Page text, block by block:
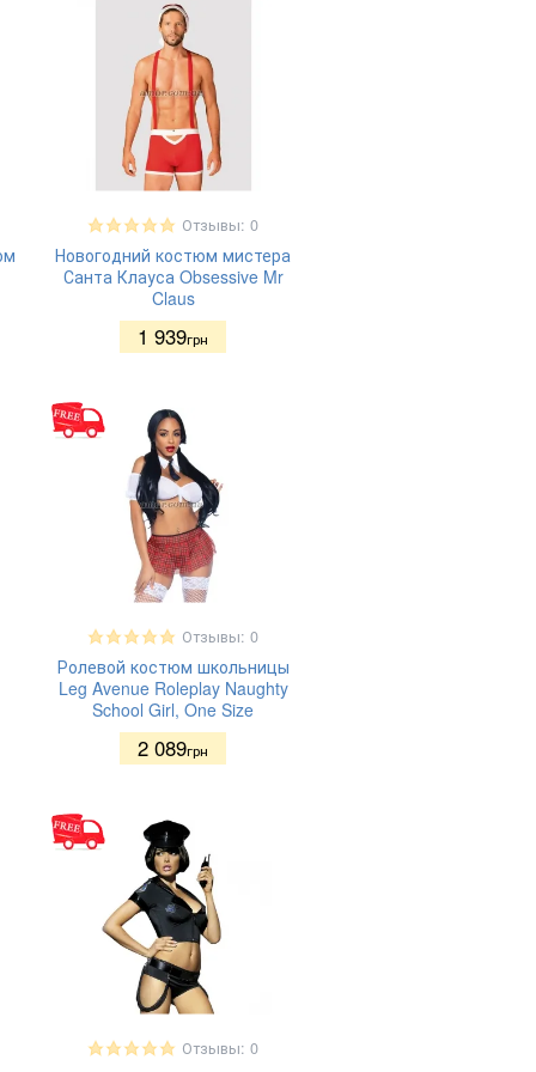
Отзывы: 0
Новогодний костюм мистера
Санта Клауса Obsessive Mr
Claus
1 939грн
Отзывы: 0
Ролевой костюм школьницы
Leg Avenue Roleplay Naughty
School Girl, One Size
2 089грн
Отзывы: 0